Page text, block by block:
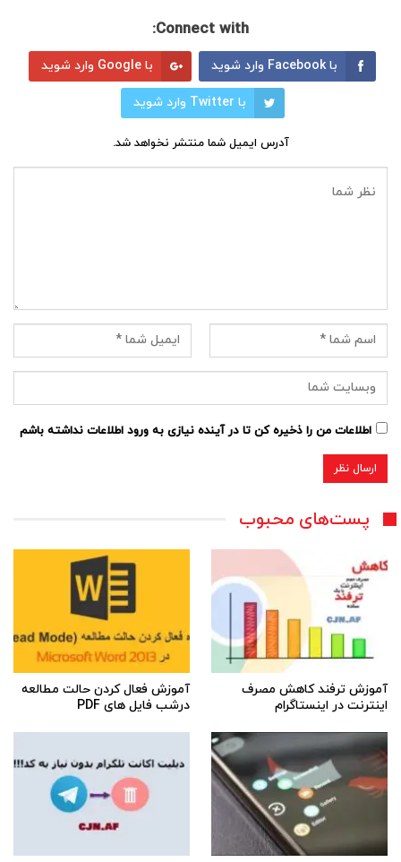
Connect with:
با Facebook وارد شوید با Google وارد شوید
با Twitter وارد شوید
آدرس ایمیل شما منتشر نخواهد شد.
اطلاعات من را ذخیره کن تا در آینده نیازی به ورود اطلاعات نداشته باشم
پست‌های محبوب
آموزش ترفند کاهش مصرف
اینترنت در اینستاگرام
آموزش فعال کردن حالت مطالعه
درشب فایل های PDF